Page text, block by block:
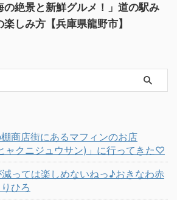
の絶景と新鮮グルメ！」道の駅み
楽しみ方【兵庫県龍野市】
商店街にあるマフィンのお店
ャクニジュウサン)」に行ってきた♡
っては楽しめないねっ♪おきなわ赤
ひろ